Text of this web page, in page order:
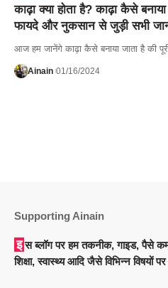
काढ़ा क्या होता है? काढ़ा कैसे
फायदे और नुकसान से जुड़ी सभी
आज हम जानेंगे काढ़ा कैसे बनाया जाता है की
Ainain 01/16/2024
Supporting Ainain
इस ब्लॉग पर हम तकनीक, गाइड, पैसे कमाने के तरीके, कैसे बनें, तकनीक,
शिक्षा, स्वास्थ्य आदि जैसे विभिन्न विषयों